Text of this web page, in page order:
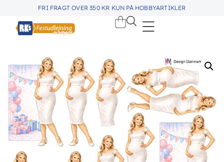
FRI FRAGT OVER 350 KR KUN PÅ HOBBYARTIKLER